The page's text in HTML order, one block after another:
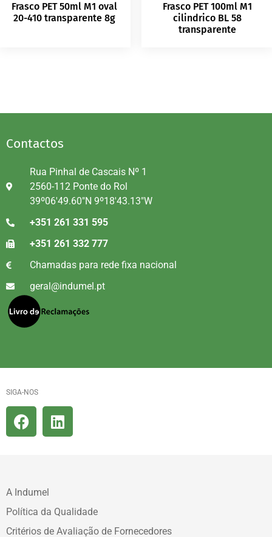
Frasco PET 50ml M1 oval
20-410 transparente 8g
Frasco PET 100ml M1
cilindrico BL 58
transparente
Contactos
Rua Pinhal de Cascais Nº 1
2560-112 Ponte do Rol
39º06'49.60"N 9º18'43.13"W
+351 261 331 595
+351 261 332 777
Chamadas para rede fixa nacional
geral@indumel.pt
SIGA-NOS
A Indumel
Política da Qualidade
Critérios de Avaliação de Fornecedores